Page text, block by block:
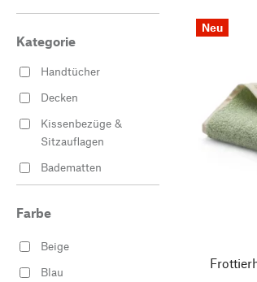
Kategorie
Handtücher
Decken
Kissenbezüge &
Sitzauflagen
Badematten
Waschbecken
Farbe
Beige
Blau
Neu